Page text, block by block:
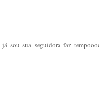
sou sua seguidora faz